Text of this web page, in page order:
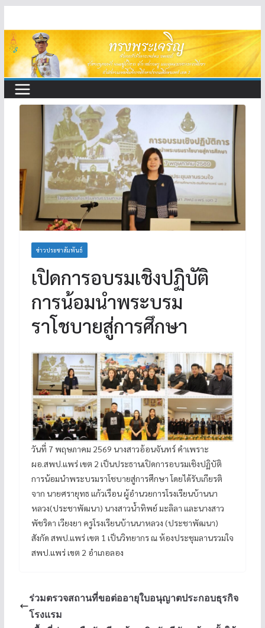
to
content
ข่าวประชาสัมพันธ์
เปิดการอบรมเชิงปฏิบัติ
การน้อมนำพระบรม
ราโชบายสู่การศึกษา
วันที่ 7 พฤษภาคม 2569 นางสาวอ้อนจันทร์ คำเพราะ
ผอ.สพป.แพร่ เขต 2 เป็นประธานเปิดการอบรมเชิงปฏิบัติ
การน้อมนำพระบรมราโชบายสู่การศึกษา โดยได้รับเกียรติ
จาก นายศรายุทธ แก้วเรือน ผู้อำนวยการโรงเรียนบ้านนา
หลวง(ประชาพัฒนา) นางสาวน้ำทิพย์ มะลิลา และนางสาว
พัชริดา เวียงยา ครูโรงเรียนบ้านนาหลวง (ประชาพัฒนา)
สังกัด สพป.แพร่ เขต 1 เป็นวิทยากร ณ ห้องประชุมลานรวมใจ
สพป.แพร่ เขต 2 อำเภอลอง
ร่วมตรวจสถานที่ขอต่ออายุใบอนุญาตประกอบธุรกิจ
โรงแรม